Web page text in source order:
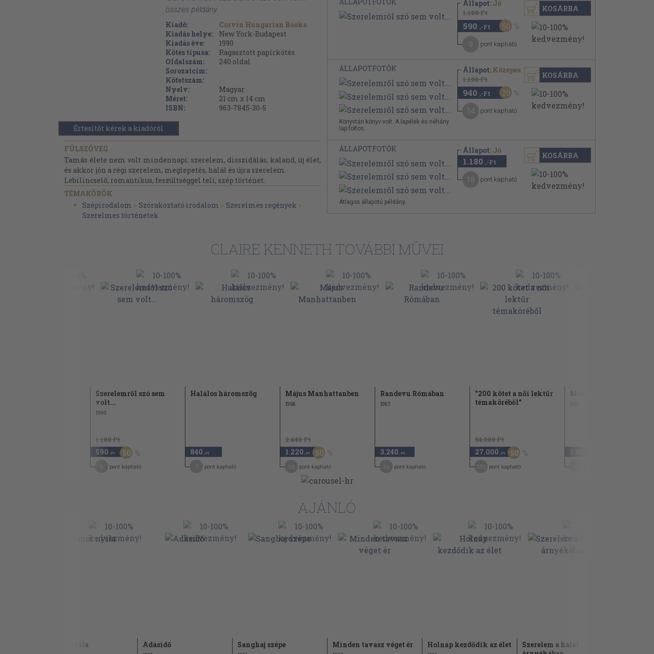
összes példány
Kiadó:
Corvin Hungarian Books
Kiadás helye:
New York-Budapest
Kiadás éve:
1990
Kötés típusa:
Ragasztott papírkötés
Oldalszám:
240 oldal
Sorozatcím:
Kötetszám:
Nyelv:
Magyar
Méret:
21 cm x 14 cm
ISBN:
963-7845-30-5
Értesítőt kérek a kiadóról
FÜLSZÖVEG
Tamás élete nem volt mindennapi: szerelem, disszidálás, kaland, új élet,
és akkor jön a régi szerelem, meglepetés, halál és újra szerelem.
Lebilincselő, romantikus, feszültséggel teli, szép történet.
TÉMAKÖRÖK
Szépirodalom > Szórakoztató irodalom > Szerelmes regények >
Szerelmes történetek
Állapot: Jó
1.180 Ft
590 ,-Ft 50
pont kapható
KOSÁRBA
ÁLLAPOTFOTÓK
Könyvtári könyv volt. A lapélek és néhány
lap foltos.
Állapot: Közepes
1.180 Ft
940 ,-Ft 20
pont kapható
KOSÁRBA
ÁLLAPOTFOTÓK
Átlagos állapotú példány.
Állapot: Jó
1.180 ,-Ft
pont kapható
KOSÁRBA
CLAIRE KENNETH TOVÁBBI MŰVEI
Szerelemről szó sem
volt...
1990
1.180 Ft
590 ,-Ft 50
pont kapható
Halálos háromszög
840 ,-Ft
pont kapható
Május Manhattanben
1968
2.440 Ft
1.220 ,-Ft 50
pont kapható
Randevu Rómában
1987
3.240 ,-Ft
pont kapható
"200 kötet a női lektűr
témaköréből"
54.000 Ft
27.000 ,-Ft 50
pont kapható
Minden tavasz végetér...
AJÁNLÓ
Ámor nyila Adásidő Sanghaj szépe Minden tavasz véget ér Holnap kezdődik az élet
Szerelem a halál